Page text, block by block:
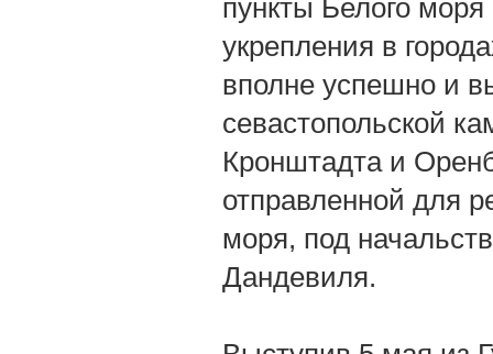
пункты Белого
укрепления в
вполне успешно и
севастопольской
Кронштадта и
отправленной для
моря, под
Дандевиля.